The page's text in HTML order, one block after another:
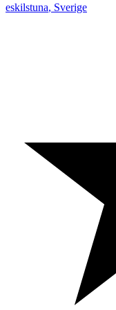
eskilstuna, Sverige